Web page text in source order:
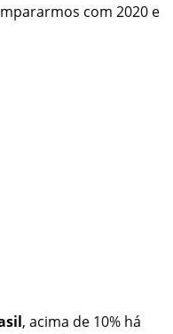
com 2020 e
, acima de 10% há